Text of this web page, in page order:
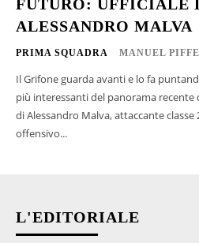
FUTURO: UFFICIALE
ALESSANDRO MALVA
PRIMA SQUADRA MANUEL
Il Grifone guarda avanti e lo fa
più interessanti del panorama recente
di Alessandro Malva, attaccante
offensivo...
L'EDITORIALE